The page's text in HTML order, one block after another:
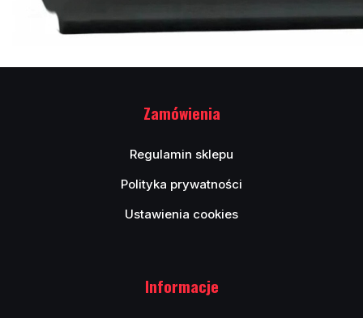
Zamówienia
Regulamin sklepu
Polityka prywatności
Ustawienia cookies
Informacje